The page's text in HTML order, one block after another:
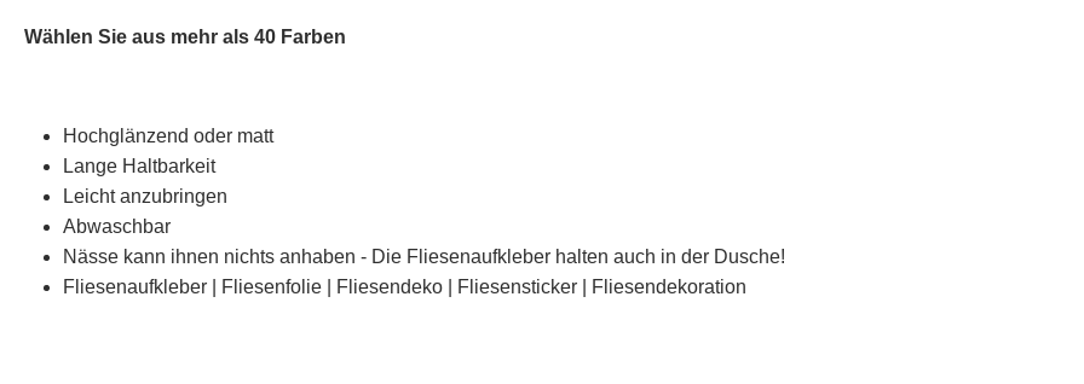
Wählen Sie aus mehr als 40 Farben
Hochglänzend oder matt
Lange Haltbarkeit
Leicht anzubringen
Abwaschbar
Nässe kann ihnen nichts anhaben - Die Fliesenaufkleber halten auch in der Dusche!
Fliesenaufkleber | Fliesenfolie | Fliesendeko | Fliesensticker | Fliesendekoration